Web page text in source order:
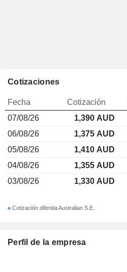
Perfil de la empresa
Cotizaciones
Fecha Cotización
07/08/26
1,390 AUD
06/08/26
1,375 AUD
05/08/26
1,410 AUD
04/08/26
1,355 AUD
03/08/26
1,330 AUD
Cotización diferida Australian S.E.